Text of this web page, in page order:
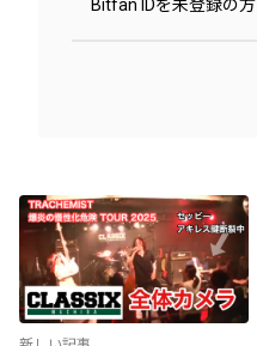
Bitfan IDを未登録の方